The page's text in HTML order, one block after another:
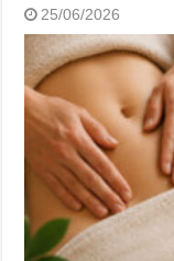
25/06/2026